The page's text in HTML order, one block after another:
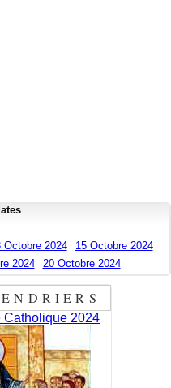
Octobre 2024 15 Octobre 2024
2024 20 Octobre 2024
Catholique 2024